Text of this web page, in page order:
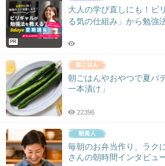
PR
大人の学び直しにも！ビ
る気の仕組み」から勉強法
朝ごはんやおやつで夏バ
一本漬け」
22396
毎朝のお弁当作り、ラク
さんの朝時間インタビ